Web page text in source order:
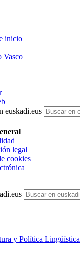
inicio
Vasco
euskadi.eus
legal
cookies
y Política Lingüística